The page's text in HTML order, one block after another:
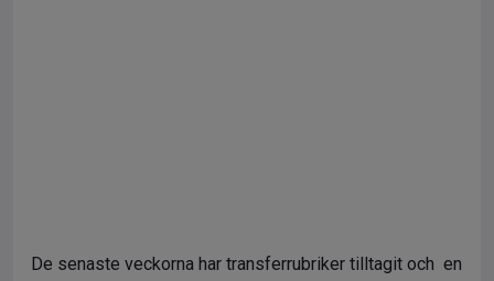
De senaste veckorna har transferrubriker tilltagit och en